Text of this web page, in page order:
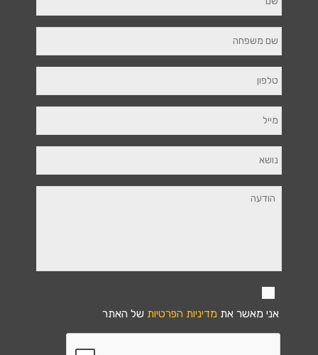
אני מאשר את מדיניות הפרטיות של האתר